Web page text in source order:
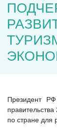
Президент
по стране для